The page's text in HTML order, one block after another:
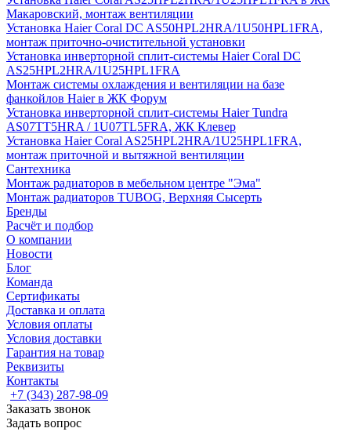
Макаровский, монтаж вентиляции
Установка Haier Coral DC AS50HPL2HRA/1U50HPL1FRA,
монтаж приточно-очистительной установки
Установка инверторной сплит-системы Haier Coral DC
AS25HPL2HRA/1U25HPL1FRA
Монтаж системы охлаждения и вентиляции на базе
фанкойлов Haier в ЖК Форум
Установка инверторной сплит-системы Haier Tundra
AS07TT5HRA / 1U07TL5FRA, ЖК Клевер
Установка Haier Coral AS25HPL2HRA/1U25HPL1FRA,
монтаж приточной и вытяжной вентиляции
Сантехника
Монтаж радиаторов в мебельном центре "Эма"
Монтаж радиаторов TUBOG, Верхняя Сысерть
Бренды
Расчёт и подбор
О компании
Новости
Блог
Команда
Сертификаты
Доставка и оплата
Условия оплаты
Условия доставки
Гарантия на товар
Реквизиты
Контакты
+7 (343) 287-98-09
Заказать звонок
Задать вопрос